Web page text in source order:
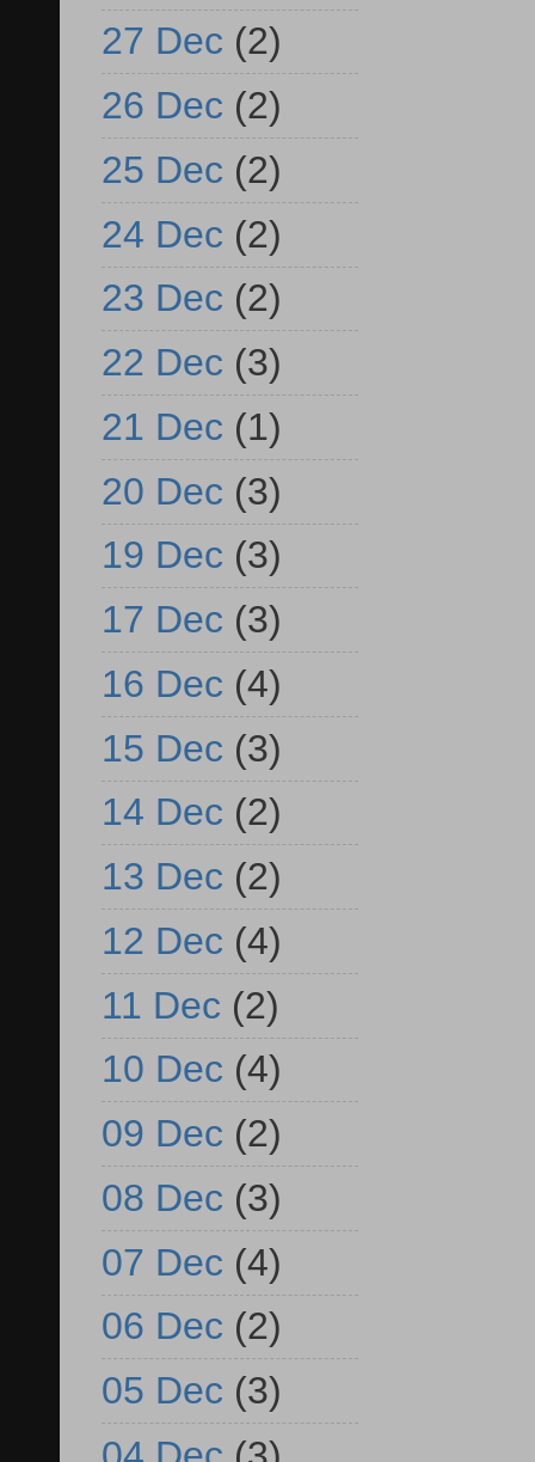
27 Dec (2)
26 Dec (2)
25 Dec (2)
24 Dec (2)
23 Dec (2)
22 Dec (3)
21 Dec (1)
20 Dec (3)
19 Dec (3)
17 Dec (3)
16 Dec (4)
15 Dec (3)
14 Dec (2)
13 Dec (2)
12 Dec (4)
11 Dec (2)
10 Dec (4)
09 Dec (2)
08 Dec (3)
07 Dec (4)
06 Dec (2)
05 Dec (3)